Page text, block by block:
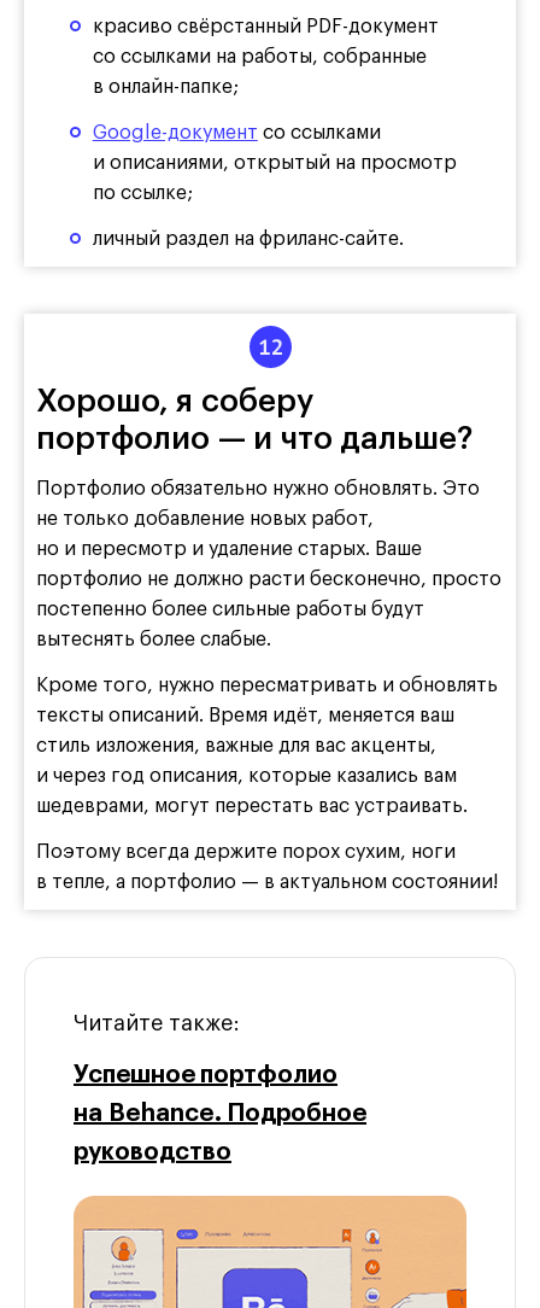
красиво свёрстанный PDF-документ
со ссылками на работы, собранные
в онлайн-папке;
Google-документ со ссылками
и описаниями, открытый на просмотр
по ссылке;
личный раздел на фриланс-сайте.
Хорошо, я соберу
портфолио — и что дальше?
Портфолио обязательно нужно обновлять. Это
не только добавление новых работ,
но и пересмотр и удаление старых. Ваше
портфолио не должно расти бесконечно, просто
постепенно более сильные работы будут
вытеснять более слабые.
Кроме того, нужно пересматривать и обновлять
тексты описаний. Время идёт, меняется ваш
стиль изложения, важные для вас акценты,
и через год описания, которые казались вам
шедеврами, могут перестать вас устраивать.
Поэтому всегда держите порох сухим, ноги
в тепле, а портфолио — в актуальном состоянии!
Читайте также:
Успешное портфолио
на Behance. Подробное
руководство